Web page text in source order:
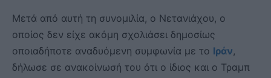
Μετά από αυτή τη συνομιλία, ο Νετανιάχου, ο
οποίος δεν είχε ακόμη σχολιάσει δημοσίως
οποιαδήποτε αναδυόμενη συμφωνία με το Ιράν,
δήλωσε σε ανακοίνωσή του ότι ο ίδιος και ο Τραμπ